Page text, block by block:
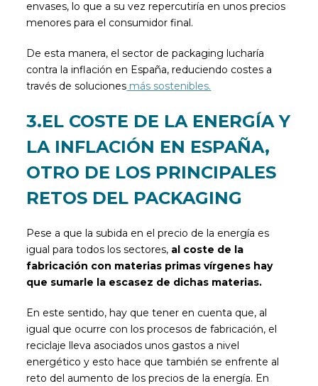
envases, lo que a su vez repercutiría en unos precios
menores para el consumidor final.
De esta manera, el sector de packaging lucharía
contra la inflación en España, reduciendo costes a
través de soluciones más sostenibles.
3.EL COSTE DE LA ENERGÍA Y
LA INFLACIÓN EN ESPAÑA,
OTRO DE LOS PRINCIPALES
RETOS DEL PACKAGING
Pese a que la subida en el precio de la energía es
igual para todos los sectores, al coste de la
fabricación con materias primas vírgenes hay
que sumarle la escasez de dichas materias.
En este sentido, hay que tener en cuenta que, al
igual que ocurre con los procesos de fabricación, el
reciclaje lleva asociados unos gastos a nivel
energético y esto hace que también se enfrente al
reto del aumento de los precios de la energía. En